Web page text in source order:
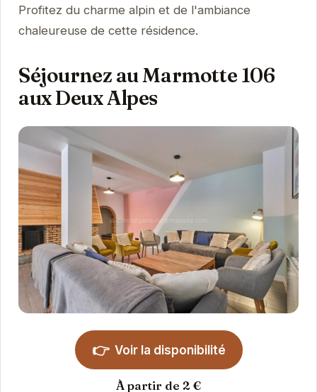
Profitez du charme alpin et de l'ambiance
chaleureuse de cette résidence.
Séjournez au Marmotte 106
aux Deux Alpes
👉 Voir la disponibilité
À partir de 2 €